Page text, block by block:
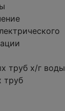
труб х/г воды
труб